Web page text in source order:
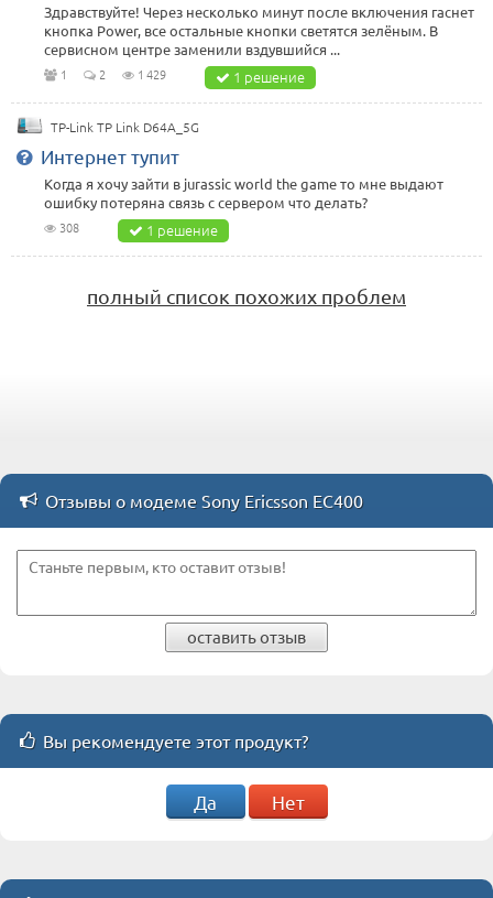
Здравствуйте! Через несколько минут после включения гаснет
кнопка Power, все остальные кнопки светятся зелёным. В
сервисном центре заменили вздувшийся ...
1 2 1 429 1 решение
TP-Link TP Link D64A_5G
Интернет тупит
Когда я хочу зайти в jurassic world the game то мне выдают
ошибку потеряна связь с сервером что делать?
308 1 решение
полный список похожих проблем
Отзывы о модеме Sony Ericsson EC400
оставить отзыв
Вы рекомендуете этот продукт?
Да Нет